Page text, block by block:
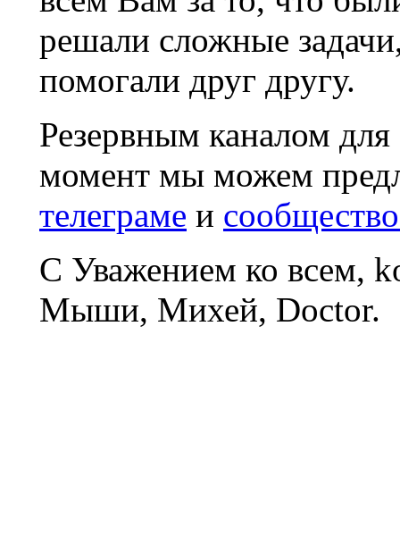
решали сложные
помогали друг другу.
Резервным каналом
момент мы можем
телеграме и
С Уважением ко всем,
Мыши, Михей, Doctor.